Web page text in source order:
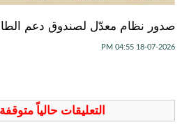
صدور نظام معدّل لصندوق دعم
18-07-2026 04:55 PM
التعليقات حالياً